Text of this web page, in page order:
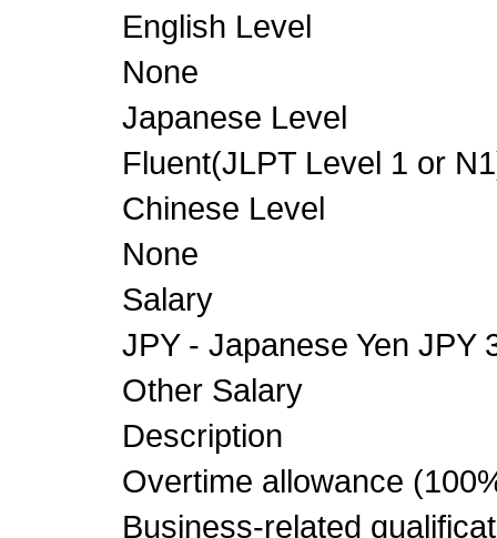
English Level
None
Japanese Level
Fluent(JLPT Level 1 or
Chinese Level
None
Salary
JPY - Japanese Yen JPY
Other Salary
Description
Overtime allowance
Business-related